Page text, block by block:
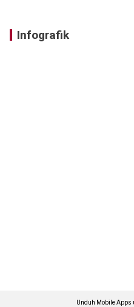
Infografik
Unduh Mobile Apps